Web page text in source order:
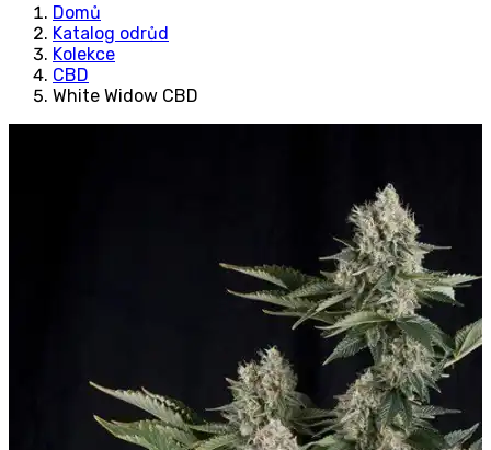
Domů
Katalog odrůd
Kolekce
CBD
White Widow CBD